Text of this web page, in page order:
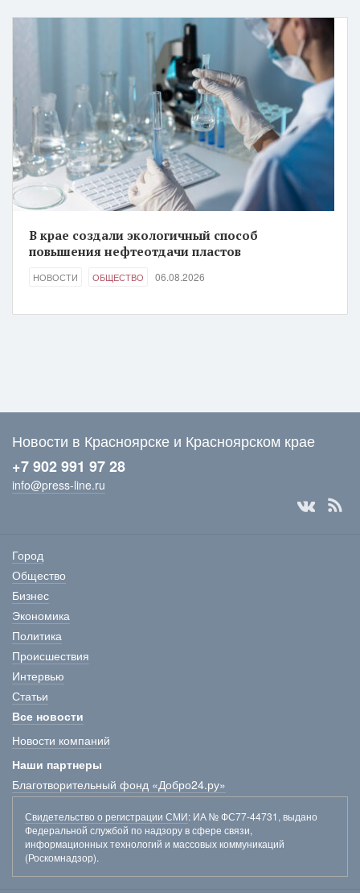
В крае создали экологичный способ
повышения нефтеотдачи пластов
НОВОСТИ ОБЩЕСТВО 06.08.2026
Новости в Красноярске и Красноярском крае
+7 902 991 97 28
info@press-line.ru
Город
Общество
Бизнес
Экономика
Политика
Происшествия
Интервью
Статьи
Все новости
Новости компаний
Наши партнеры
Благотворительный фонд «Добро24.ру»
Свидетельство о регистрации СМИ: ИА № ФС77-44731, выдано
Федеральной службой по надзору в сфере связи,
информационных технологий и массовых коммуникаций
(Роскомнадзор).